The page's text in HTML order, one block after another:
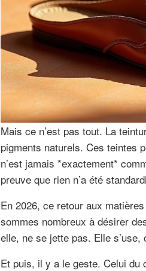
Mais ce n’est pas tout. La
pigments naturels. Ces teintes
n’est jamais *exactement*
preuve que rien n’a été
En 2026, ce retour aux
sommes nombreux à désirer
elle, ne se jette pas. Elle
Et puis, il y a le geste. Celui du